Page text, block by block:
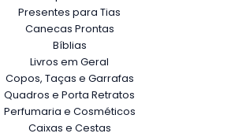
Presentes para Tias
Canecas Prontas
Bíblias
Livros em Geral
Copos, Taças e Garrafas
Quadros e Porta Retratos
Perfumaria e Cosméticos
Caixas e Cestas